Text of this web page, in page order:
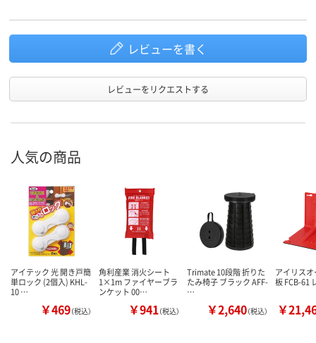
レビューを書く
レビューをリクエストする
人気の商品
アイテック 光 開き戸簡
単ロック (2個入) KHL-
10 …
￥469（税込）
角利産業 消火シート
1×1m ファイヤーブラ
ンケット 00…
￥941（税込）
Trimate 10段階 折りた
たみ椅子 ブラック AFF-
…
￥2,640（税込）
アイリス
板 FCB-61
￥